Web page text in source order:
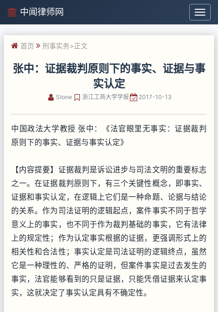
中
闻
律
中闻律师网
首页 刑事实务>正文
张中：证据裁判原则下的事实、证据与事
实认定
Stone 浙江工商大学学报 2017-10-13
中国政法大学教授 张中：《法官眼里无事实：证据裁判
原则下的事实、证据与事实认定》
【内容提要】证据裁判是诉讼进步与司法文明的重要标志
之一。在证据裁判原则下，有三个关键性概念，即事实、
证据和事实认定，在逻辑上它们是一种命题、论据与结论
的关系。作为司法证明的逻辑起点，案件事实不同于哲学
意义上的事实，也不同于作为裁判基础的事实，它有法律
上的规定性；作为认定事实根据的证据，更强调形式上的
相关性和合法性；事实认定是司法证明的逻辑终点，虽然
它是一种理性的、严格的证明，但案件事实是过去发生的
事实，法官能够看到的只是证据，只能凭借证据来认定事
实，这就决定了事实认定具有不确定性。